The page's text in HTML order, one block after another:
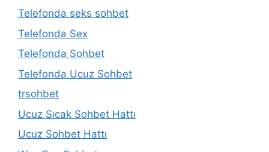
Telefonda seks sohbet
Telefonda Sex
Telefonda Sohbet
Telefonda Ucuz Sohbet
trsohbet
Ucuz Sıcak Sohbet Hattı
Ucuz Sohbet Hattı